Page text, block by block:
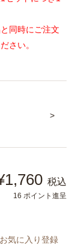
同時にご注文
さい。
1,760 税込
16 ポイント進呈
お気に入り登録